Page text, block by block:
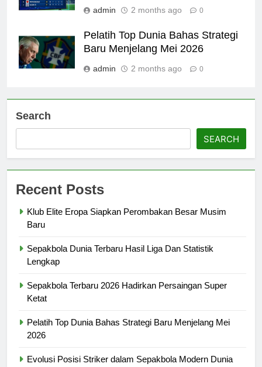
admin 2 months ago 0
Pelatih Top Dunia Bahas Strategi
Baru Menjelang Mei 2026
admin 2 months ago 0
Search
SEARCH
Recent Posts
Klub Elite Eropa Siapkan Perombakan Besar Musim
Baru
Sepakbola Dunia Terbaru Hasil Liga Dan Statistik
Lengkap
Sepakbola Terbaru 2026 Hadirkan Persaingan Super
Ketat
Pelatih Top Dunia Bahas Strategi Baru Menjelang Mei
2026
Evolusi Posisi Striker dalam Sepakbola Modern Dunia